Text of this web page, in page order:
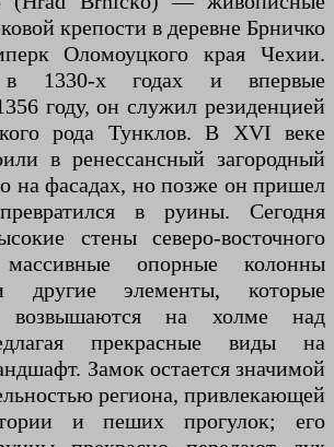
крепости в деревне Брничко
Оломоуцкого края Чехии.
в 1330-х годах и впервые
году, он служил резиденцией
рода Тунклов. В XVI веке
в ренессансный загородный
на фасадах, но позже он пришел
в руины. Сегодня
стены северо-восточного
опорные колонны
другие элементы, которые
возвышаются на холме над
прекрасные виды на
Замок остается значимой
региона, привлекающей
и пеших прогулок; его